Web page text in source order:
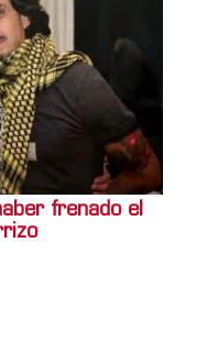
frenado el